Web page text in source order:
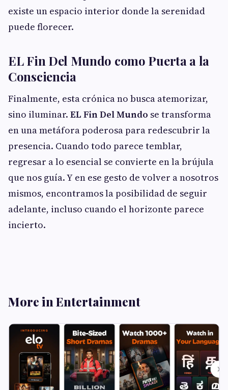
existe un espacio interior donde la serenidad
puede florecer.
EL Fin Del Mundo como Puerta a la
Consciencia
Finalmente, esta crónica no busca atemorizar,
sino iluminar. EL Fin Del Mundo se transforma
en una metáfora poderosa para redescubrir la
presencia. Cuando todo parece temblar,
regresar a lo esencial se convierte en la brújula
que nos guía. Y en ese gesto de volver a nosotros
mismos, encontramos la posibilidad de seguir
adelante, incluso cuando el horizonte parece
incierto.
More in Entertainment